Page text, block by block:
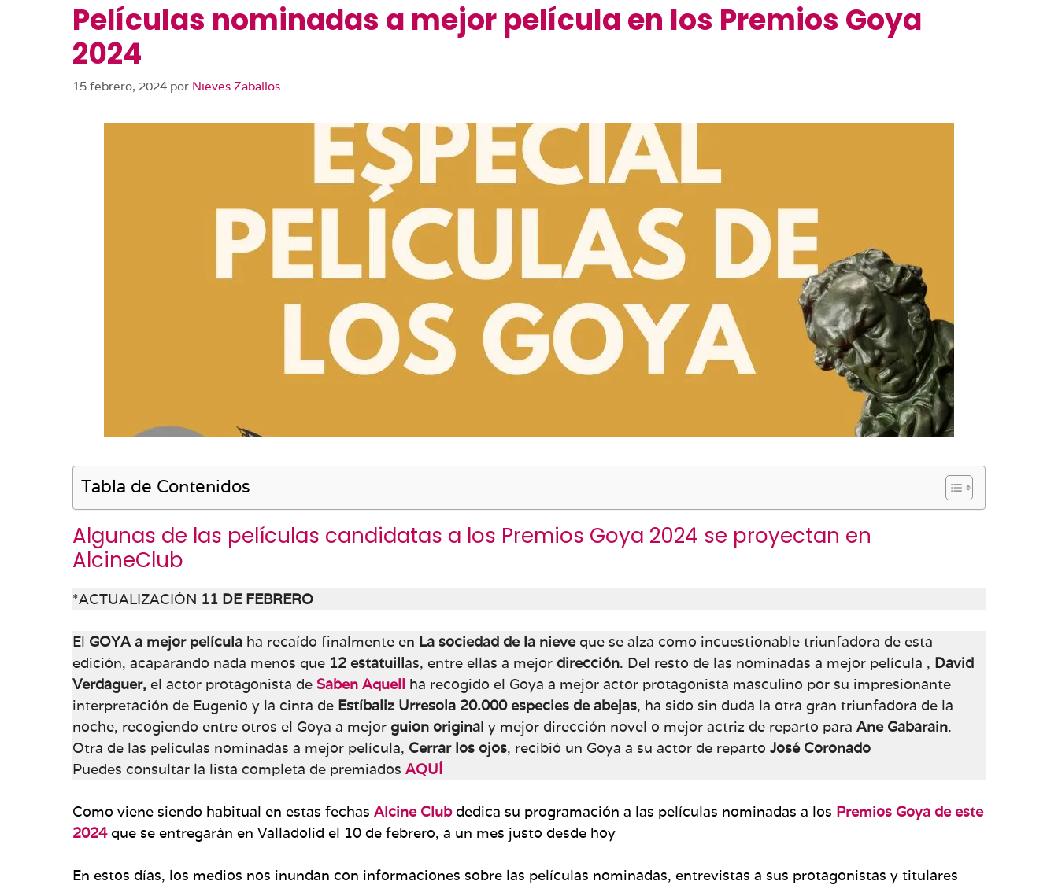
Películas nominadas a mejor película en los Premios Goya
2024
15 febrero, 2024 por Nieves Zaballos
Tabla de Contenidos
Algunas de las películas candidatas a los Premios Goya 2024 se proyectan en
AlcineClub
*ACTUALIZACIÓN 11 DE FEBRERO
El GOYA a mejor película ha recaído finalmente en La sociedad de la nieveque se alza como incuestionable triunfadora de esta
edición, acaparando nada menos que 12 estatuillas, entre ellas a mejor dirección. Del resto de las nominadas a mejor película , David
Verdaguer, el actor protagonista de Saben Aquell ha recogido el Goya a mejor actor protagonista masculino por su impresionante
interpretación de Eugenio y la cinta de Estíbaliz Urresola 20.000 especies de abejas, ha sido sin duda la otra gran triunfadora de la
noche, recogiendo entre otros el Goya a mejor guion original y mejor dirección novel o mejor actriz de reparto para Ane Gabarain.
Otra de las películas nominadas a mejor película, Cerrar los ojos, recibió un Goya a su actor de reparto José Coronado
Puedes consultar la lista completa de premiados AQUÍ
Como viene siendo habitual en estas fechas Alcine Clubdedica su programación a las películas nominadas a los Premios Goya de este
2024 que se entregarán en Valladolid el 10 de febrero, a un mes justo desde hoy
En estos días, los medios nos inundan con informaciones sobre las películas nominadas, entrevistas a sus protagonistas y titulares